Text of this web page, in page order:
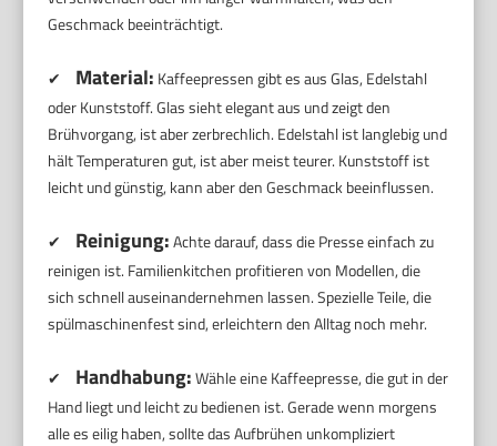
Geschmack beeinträchtigt.
✔ Material: Kaffeepressen gibt es aus Glas, Edelstahl
oder Kunststoff. Glas sieht elegant aus und zeigt den
Brühvorgang, ist aber zerbrechlich. Edelstahl ist langlebig und
hält Temperaturen gut, ist aber meist teurer. Kunststoff ist
leicht und günstig, kann aber den Geschmack beeinflussen.
✔ Reinigung:Achte darauf, dass die Presse einfach zu
reinigen ist. Familienkitchen profitieren von Modellen, die
sich schnell auseinandernehmen lassen. Spezielle Teile, die
spülmaschinenfest sind, erleichtern den Alltag noch mehr.
✔ Handhabung:Wähle eine Kaffeepresse, die gut in der
Hand liegt und leicht zu bedienen ist. Gerade wenn morgens
alle es eilig haben, sollte das Aufbrühen unkompliziert